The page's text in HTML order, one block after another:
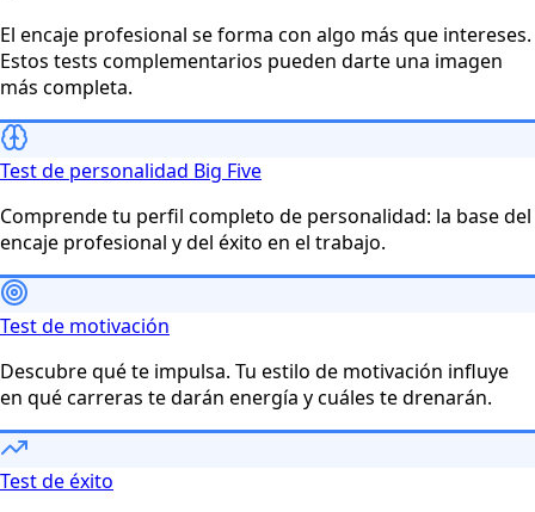
El encaje profesional se forma con algo más que intereses.
Estos tests complementarios pueden darte una imagen
más completa.
Test de personalidad Big Five
Comprende tu perfil completo de personalidad: la base del
encaje profesional y del éxito en el trabajo.
Test de motivación
Descubre qué te impulsa. Tu estilo de motivación influye
en qué carreras te darán energía y cuáles te drenarán.
Test de éxito